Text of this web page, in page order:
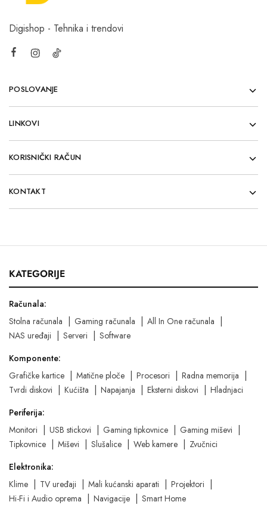
Digishop - Tehnika i trendovi
POSLOVANJE
LINKOVI
KORISNIČKI RAČUN
KONTAKT
KATEGORIJE
Računala:
Stolna računala
Gaming računala
All In One računala
NAS uređaji
Serveri
Software
Komponente:
Grafičke kartice
Matične ploče Procesori
Radna memorija
Tvrdi diskovi
Kućišta Napajanja Eksterni diskovi
Hladnjaci
Periferija:
Monitori
USB stickovi Gaming tipkovnice
Gaming miševi
Tipkovnice
Miševi Slušalice Web kamere
Zvučnici
Elektronika:
Klime
TV uređaji Mali kućanski aparati
Projektori
Hi-Fi i Audio oprema
Navigacije Smart Home